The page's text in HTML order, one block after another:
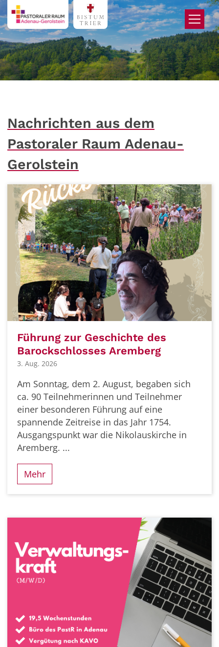
Zum Inhalt springen
Nachrichten aus dem
Pastoraler Raum Adenau-
Gerolstein
Führung zur Geschichte des
Barockschlosses Aremberg
3. Aug. 2026
Am Sonntag, dem 2. August, begaben sich
ca. 90 Teilnehmerinnen und Teilnehmer
einer besonderen Führung auf eine
spannende Zeitreise in das Jahr 1754.
Ausgangspunkt war die Nikolauskirche in
Aremberg. ...
Mehr